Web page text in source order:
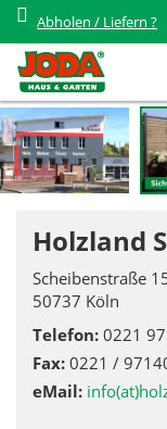
Abholen / Liefern ?
Holzland
Holzland
Scheibenstraße
50737 Köln
Telefon: 0221
Fax: 0221 /
eMail: